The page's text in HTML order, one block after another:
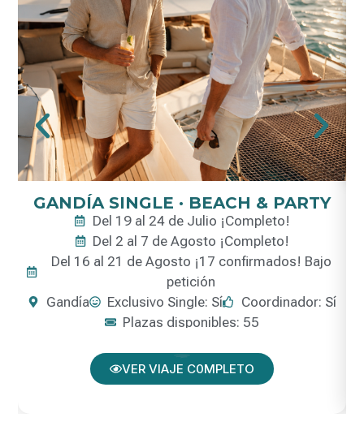
GANDÍA SINGLE · BEACH & PARTY
Del 19 al 24 de Julio ¡Completo!
Del 2 al 7 de Agosto ¡Completo!
Del 16 al 21 de Agosto ¡17 confirmados! Bajo
petición
Gandía
Exclusivo Single: Sí
Coordinador: Sí
Plazas disponibles: 55
VER VIAJE C0MPLETO